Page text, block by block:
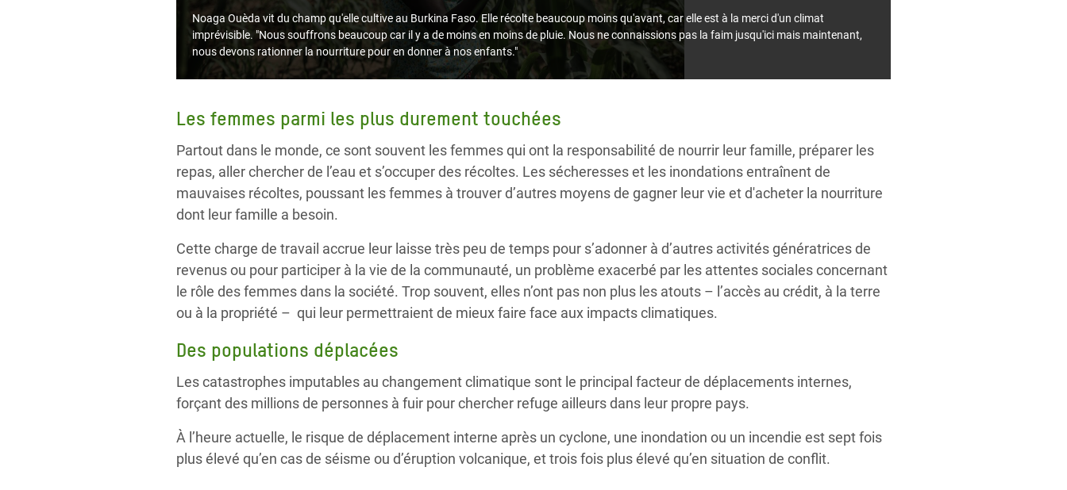
Noaga Ouèda vit du champ qu'elle cultive au Burkina Faso. Elle récolte beaucoup moins qu'avant, car elle est à la merci d'un climat
imprévisible. "Nous souffrons beaucoup car il y a de moins en moins de pluie. Nous ne connaissions pas la faim jusqu'ici mais maintenant,
nous devons rationner la nourriture pour en donner à nos enfants."
Les femmes parmi les plus durement touchées
Partout dans le monde, ce sont souvent les femmes qui ont la responsabilité de nourrir leur famille, préparer les
repas, aller chercher de l’eau et s’occuper des récoltes. Les sécheresses et les inondations entraînent de
mauvaises récoltes, poussant les femmes à trouver d’autres moyens de gagner leur vie et d'acheter la nourriture
dont leur famille a besoin.
Cette charge de travail accrue leur laisse très peu de temps pour s’adonner à d’autres activités génératrices de
revenus ou pour participer à la vie de la communauté, un problème exacerbé par les attentes sociales concernant
le rôle des femmes dans la société. Trop souvent, elles n’ont pas non plus les atouts – l’accès au crédit, à la terre
ou à la propriété – qui leur permettraient de mieux faire face aux impacts climatiques.
Des populations déplacées
Les catastrophes imputables au changement climatique sont le principal facteur de déplacements internes,
forçant des millions de personnes à fuir pour chercher refuge ailleurs dans leur propre pays.
À l’heure actuelle, le risque de déplacement interne après un cyclone, une inondation ou un incendie est sept fois
plus élevé qu’en cas de séisme ou d’éruption volcanique, et trois fois plus élevé qu’en situation de conflit.